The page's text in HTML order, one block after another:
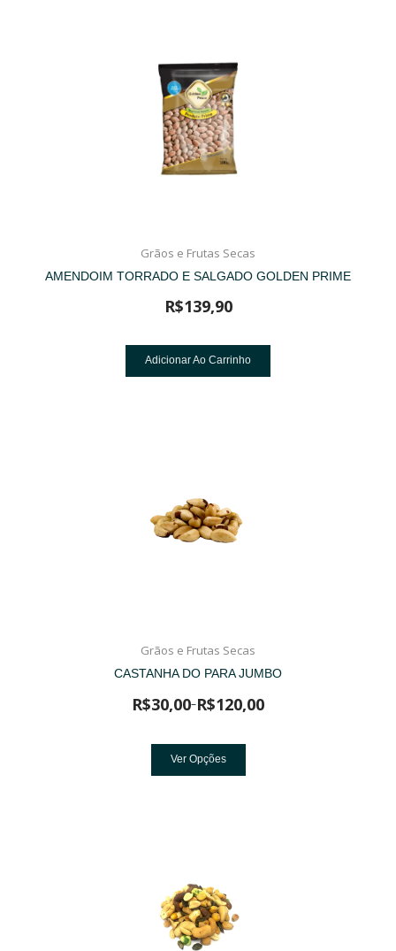
Grãos e Frutas Secas
AMENDOIM TORRADO E SALGADO GOLDEN PRIME
R$139,90
Adicionar Ao Carrinho
Grãos e Frutas Secas
CASTANHA DO PARA JUMBO
R$30,00–R$120,00
Ver Opções